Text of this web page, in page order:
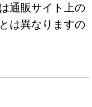
通販サイト上の
は異なりますの